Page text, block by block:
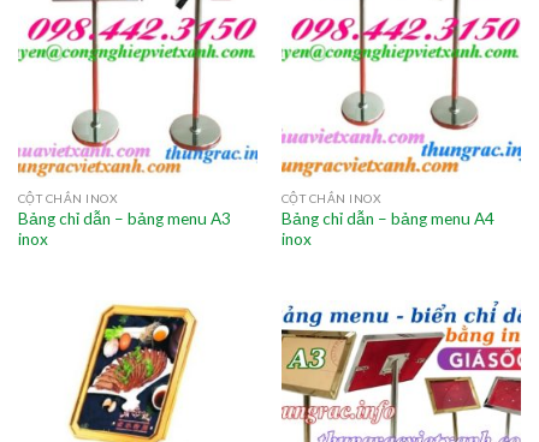
CỘT CHẮN INOX
Bảng chỉ dẫn – bảng menu A3
inox
CỘT CHẮN INOX
Bảng chỉ dẫn – bảng menu A4
inox